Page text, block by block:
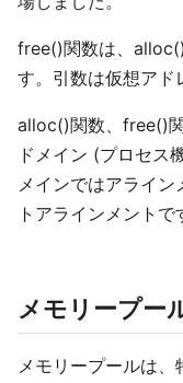
free()関数は、
す。引数は仮想アド
alloc()関数、free()
ドメイン (プロセス
メインではアライ
トアラインメントで
メモリープー
メモリープールは